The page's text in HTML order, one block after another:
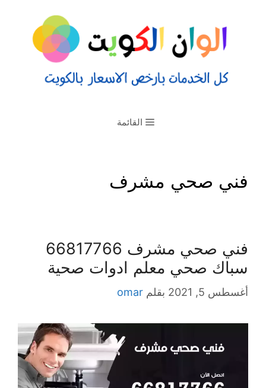
القائمة
فني صحي مشرف
فني صحي مشرف 66817766
سباك صحي معلم ادوات صحية
أغسطس 5, 2021 بقلم omar